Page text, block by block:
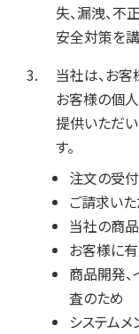
失、漏洩、不
安全対策を講
当社は、お
お客様の個
提供いただ
す。
注文の受
ご請求い
当社の商品
お客様に
商品開発
査のため
システム